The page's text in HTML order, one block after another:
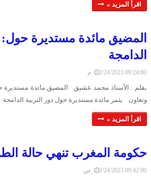
اقرأ المزيد »
المضيق مائدة مستديرة حول:
الدامجة
2/24/2023 09:24:00 م
بقلم : الأستاذ محمد عشيق المضيق مائدة مستديرة
وتعاون يثمر مائدة مستديرة حول دور التربية
اقرأ المزيد »
حكومة المغرب تنهي حالة
2/24/2023 09:42:00 ص